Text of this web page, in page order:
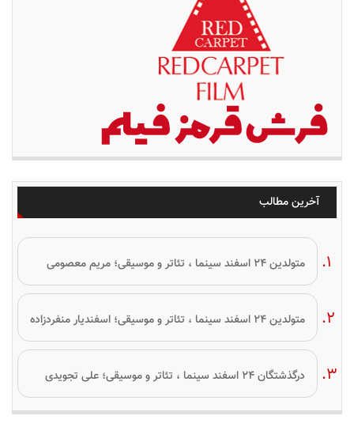
آخرین مطالب
متولدین ۲۴ اسفند سینما ، تئاتر و موسیقی؛ مریم معصومی
متولدین ۲۴ اسفند سینما ، تئاتر و موسیقی؛ اسفندیار منفردزاده
درگذشتگان ۲۴ اسفند سینما ، تئاتر و موسیقی؛ علی تجویدی